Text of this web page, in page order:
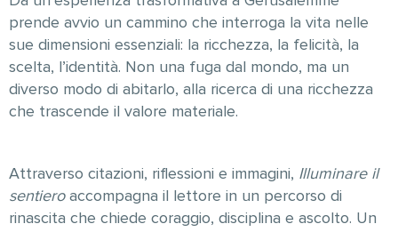
prende avvio un cammino che interroga la vita nelle
sue dimensioni essenziali: la ricchezza, la felicità, la
scelta, l’identità. Non una fuga dal mondo, ma un
diverso modo di abitarlo, alla ricerca di una ricchezza
che trascende il valore materiale.
Attraverso citazioni, riflessioni e immagini, Illuminare il
sentieroaccompagna il lettore in un percorso di
rinascita che chiede coraggio, disciplina e ascolto. Un